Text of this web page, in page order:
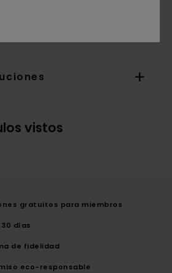
vistos
gratuitos para miembros
días
de fidelidad
eco-responsable